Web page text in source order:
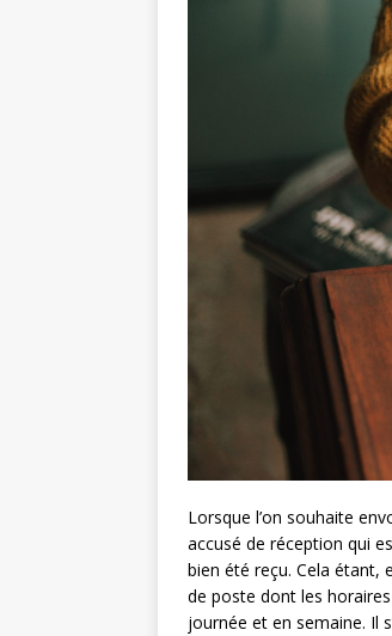
Lorsque l’on souhaite
accusé de réception qui
bien été reçu. Cela étant,
de poste dont les
journée et en semaine. Il